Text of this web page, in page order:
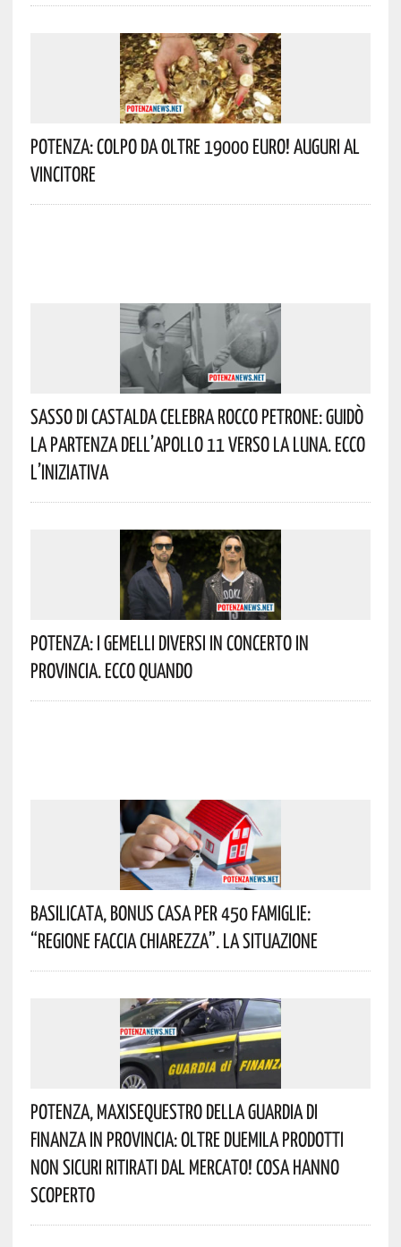
Potenza: Colpo Da Oltre 19000 Euro! Auguri Al
Vincitore
Sasso Di Castalda Celebra Rocco Petrone: Guidò
La Partenza Dell’Apollo 11 Verso La Luna. Ecco
L’iniziativa
Potenza: I Gemelli DiVersi In Concerto In
Provincia. Ecco Quando
Basilicata, Bonus Casa Per 450 Famiglie:
“Regione Faccia Chiarezza”. La Situazione
Potenza, Maxisequestro Della Guardia Di
Finanza In Provincia: Oltre Duemila Prodotti
Non Sicuri Ritirati Dal Mercato! Cosa Hanno
Scoperto